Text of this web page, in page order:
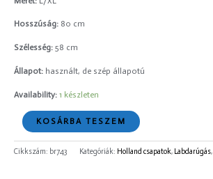
Hosszúság: 80 cm
Szélesség: 58 cm
Állapot: használt, de szép állapotú
Availability: 1 készleten
KOSÁRBA TESZEM
Cikkszám: br743 Kategóriák: Holland csapatok, Labdarúgás,